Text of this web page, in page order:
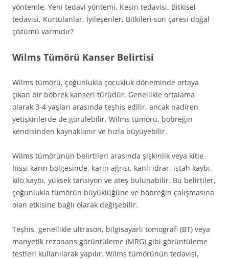
yöntemle, Yeni tedavi yöntemi, Kesin tedavisi, Bitkisel
tedavisi, Kurtulanlar, İyileşenler, Bitkileri son çaresi doğal
çözümü varmıdır?
Wilms Tümörü Kanser Belirtisi
Wilms tümörü, çoğunlukla çocukluk döneminde ortaya
çıkan bir böbrek kanseri türüdür. Genellikle ortalama
olarak 3-4 yaşları arasında teşhis edilir, ancak nadiren
yetişkinlerde de görülebilir. Wilms tümörü, böbreğin
kendisinden kaynaklanır ve hızla büyüyebilir.
Wilms tümörünün belirtileri arasında şişkinlik veya kitle
hissi karın bölgesinde, karın ağrısı, kanlı idrar, iştah kaybı,
kilo kaybı, yüksek tansiyon ve ateş bulunabilir. Bu belirtiler,
çoğunlukla tümörün büyüklüğüne ve böbreğin çalışmasına
olan etkisine bağlı olarak değişebilir.
Teşhis, genellikle ultrason, bilgisayarlı tomografi (BT) veya
manyetik rezonans görüntüleme (MRG) gibi görüntüleme
testleri kullanılarak yapılır. Wilms tümörünün tedavisi,